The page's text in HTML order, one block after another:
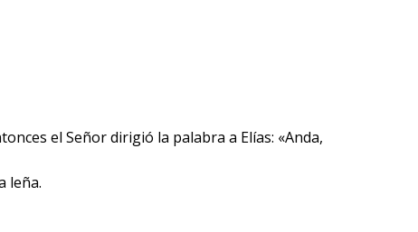
el Señor dirigió la palabra a Elías: «Anda,
leña.